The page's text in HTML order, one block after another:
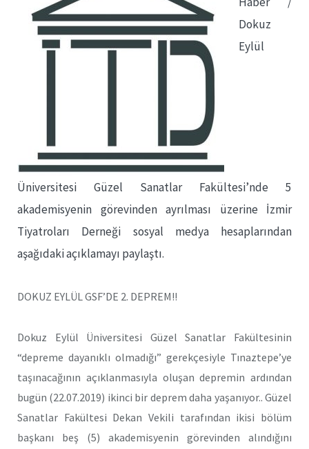
Dokuz
Eylül
Üniversitesi Güzel Sanatlar Fakültesi’nde 5
akademisyenin görevinden ayrılması üzerine İzmir
Tiyatroları Derneği sosyal medya hesaplarından
aşağıdaki açıklamayı paylaştı.
DOKUZ EYLÜL GSF’DE 2. DEPREM!!
Dokuz Eylül Üniversitesi Güzel Sanatlar Fakültesinin
“depreme dayanıklı olmadığı” gerekçesiyle Tınaztepe’ye
taşınacağının açıklanmasıyla oluşan depremin ardından
bugün (22.07.2019) ikinci bir deprem daha yaşanıyor.. Güzel
Sanatlar Fakültesi Dekan Vekili tarafından ikisi bölüm
başkanı beş (5) akademisyenin görevinden alındığını